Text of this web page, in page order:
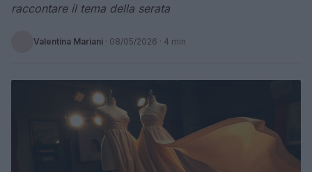
raccontare il tema della serata
Valentina Mariani · 08/05/2026 · 4 min